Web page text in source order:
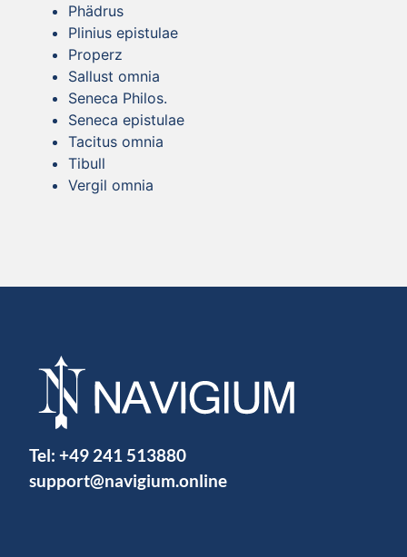
Phädrus
Plinius epistulae
Properz
Sallust omnia
Seneca Philos.
Seneca epistulae
Tacitus omnia
Tibull
Vergil omnia
Tel: +49 241 513880
support@navigium.online